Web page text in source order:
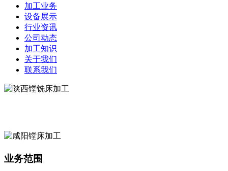
加工业务
设备展示
行业资讯
公司动态
加工知识
关于我们
联系我们
业务范围